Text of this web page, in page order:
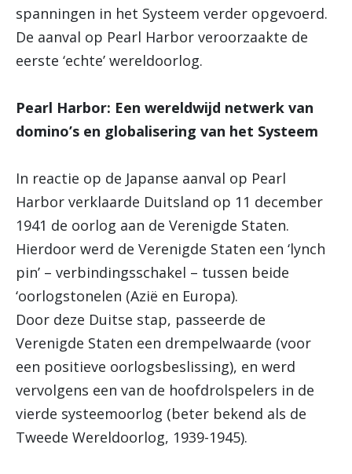
spanningen in het Systeem verder opgevoerd.
De aanval op Pearl Harbor veroorzaakte de
eerste ‘echte’ wereldoorlog.
Pearl Harbor: Een wereldwijd netwerk van
domino’s en globalisering van het Systeem
In reactie op de Japanse aanval op Pearl
Harbor verklaarde Duitsland op 11 december
1941 de oorlog aan de Verenigde Staten.
Hierdoor werd de Verenigde Staten een ‘lynch
pin’ – verbindingsschakel – tussen beide
‘oorlogstonelen (Azië en Europa).
Door deze Duitse stap, passeerde de
Verenigde Staten een drempelwaarde (voor
een positieve oorlogsbeslissing), en werd
vervolgens een van de hoofdrolspelers in de
vierde systeemoorlog (beter bekend als de
Tweede Wereldoorlog, 1939-1945).